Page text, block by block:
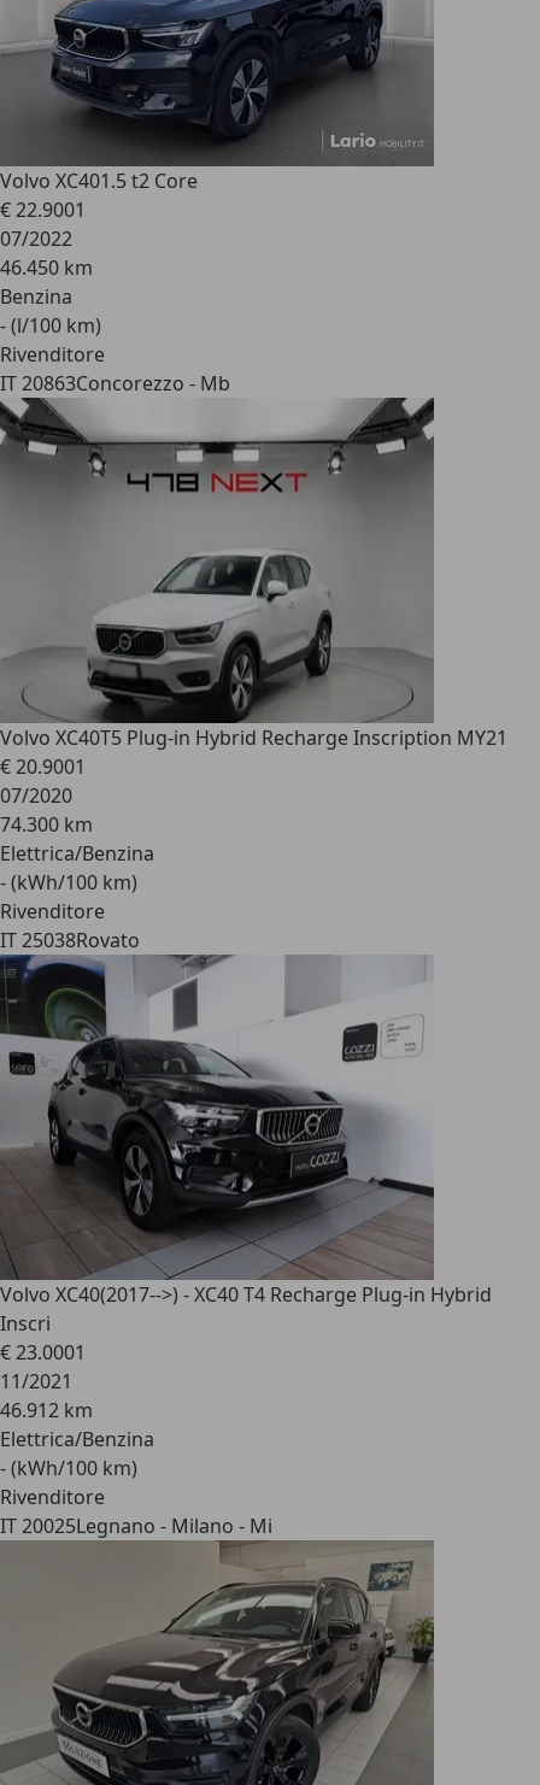
Volvo XC401.5 t2 Core
€ 22.9001
07/2022
46.450 km
Benzina
- (l/100 km)
Rivenditore
IT 20863Concorezzo - Mb
Volvo XC40T5 Plug-in Hybrid Recharge Inscription MY21
€ 20.9001
07/2020
74.300 km
Elettrica/Benzina
- (kWh/100 km)
Rivenditore
IT 25038Rovato
Volvo XC40(2017-->) - XC40 T4 Recharge Plug-in Hybrid
Inscri
€ 23.0001
11/2021
46.912 km
Elettrica/Benzina
- (kWh/100 km)
Rivenditore
IT 20025Legnano - Milano - Mi